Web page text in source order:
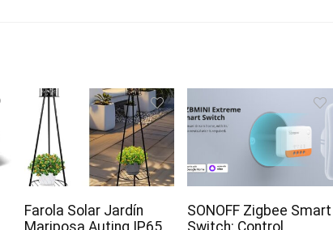
Farola Solar Jardín
Mariposa Auting IP65
SONOFF Zigbee Smart
Switch: Control